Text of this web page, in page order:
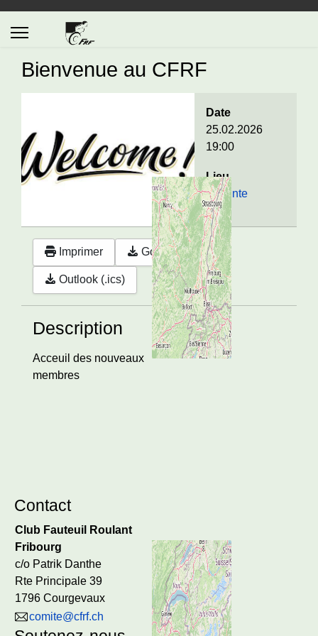
Bienvenue au CFRF
Date
25.02.2026
19:00
Lieu
La Pinte
Imprimer Google
Outlook (.ics)
Description
Acceuil des nouveaux
membres
Contact
Club Fauteuil Roulant
Fribourg
c/o Patrik Danthe
Rte Principale 39
1796 Courgevaux
comite@cfrf.ch